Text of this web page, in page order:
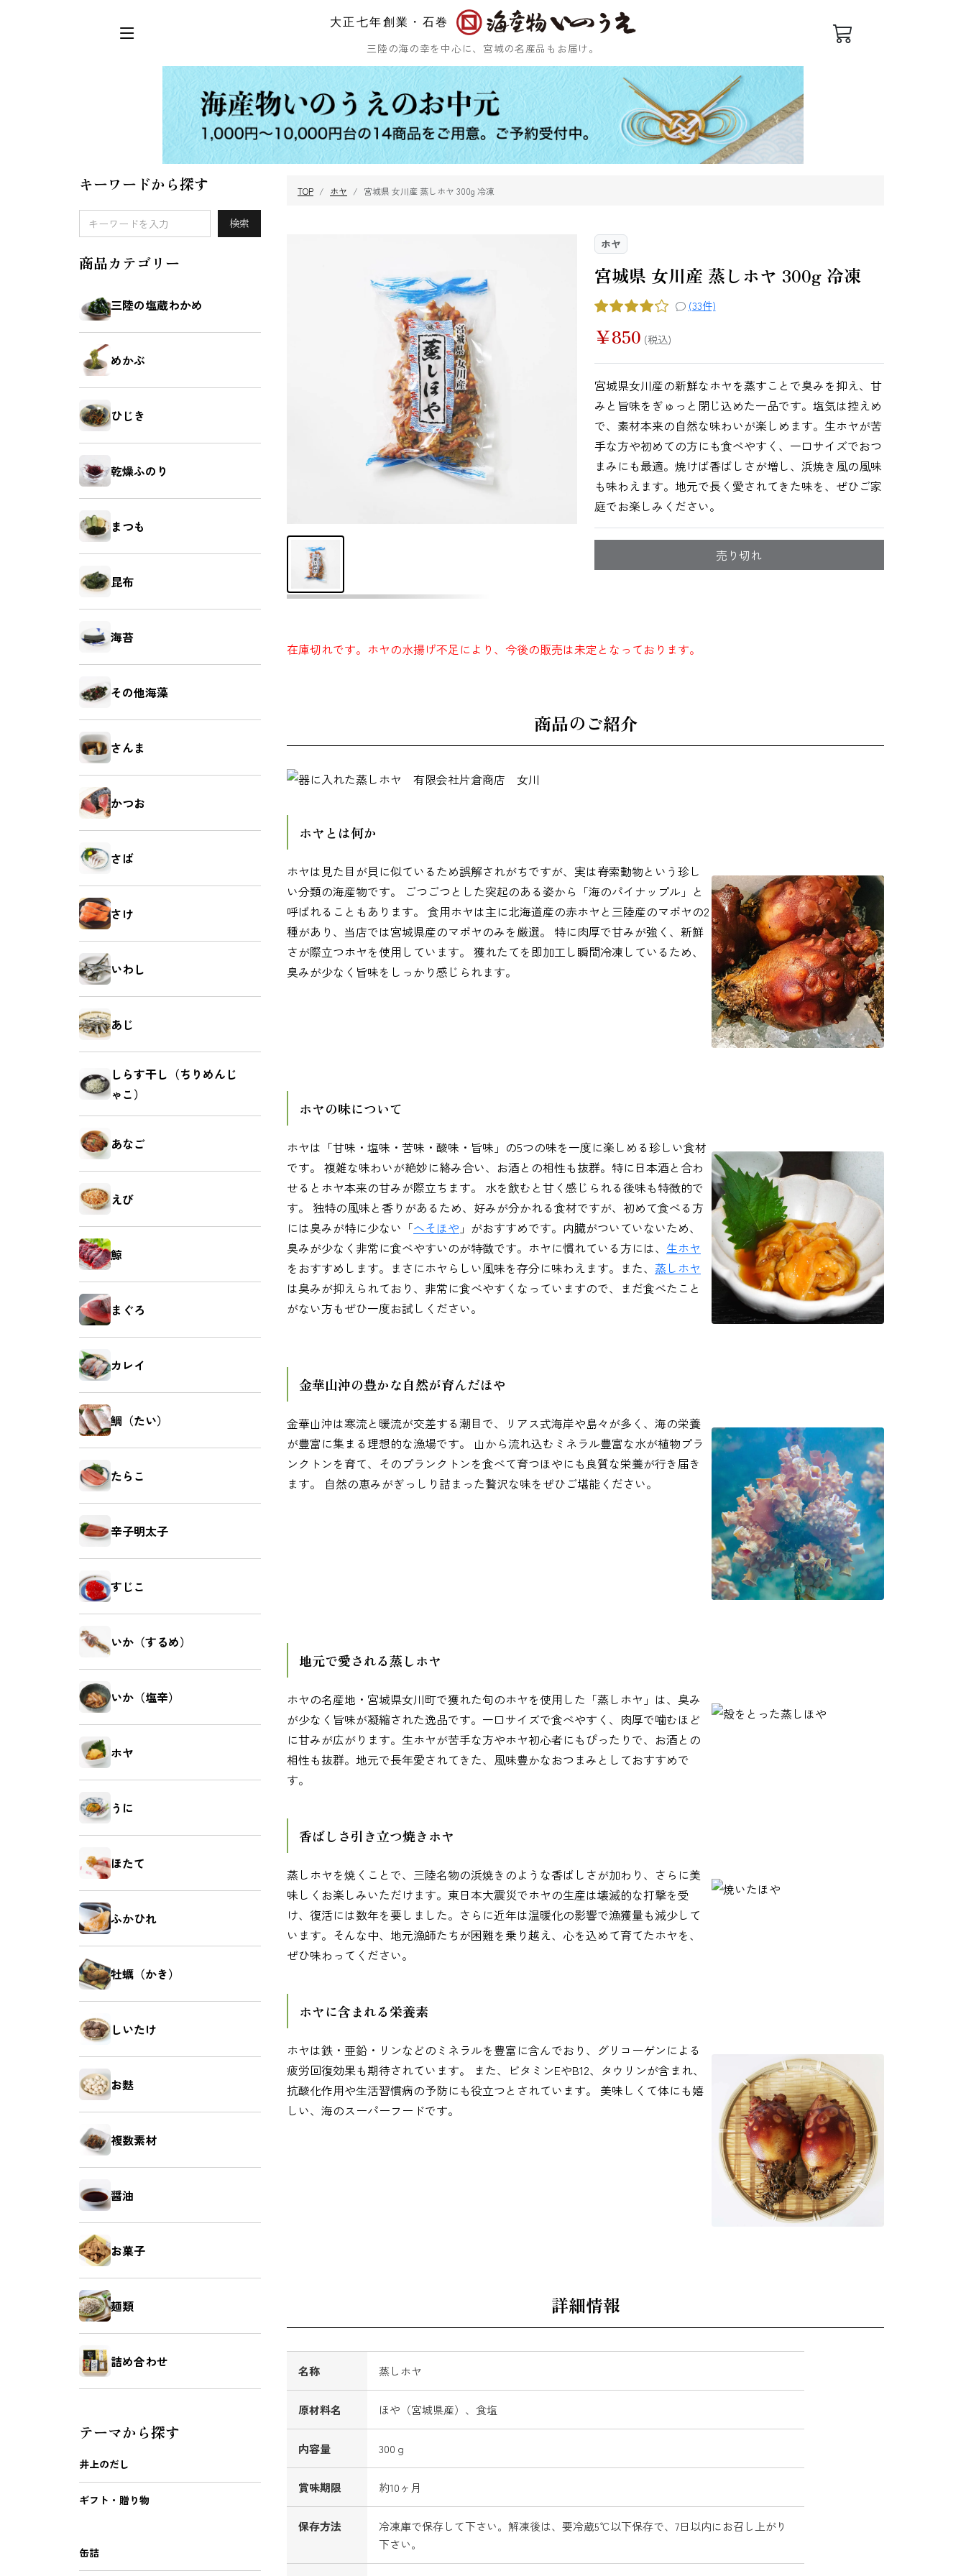
大正七年創業・石巻
三陸の海の幸を中心に、宮城の名産品もお届け。
ログイン 会員登録
三陸の塩蔵わか
さんま
さば いわし あじ
いか（塩辛） ホヤ うに ほたて ふかひれ
牡蠣（かき） しいたけ お麩 複数素材 醤油
キーワードから探す
検索
商品カテゴリー
三陸の塩蔵わかめ
めかぶ
ひじき
乾燥ふのり
まつも
昆布
海苔
その他海藻
さんま
かつお
さば
さけ
いわし
あじ
しらす干し（ちりめんじ
ゃこ）
あなご
えび
鯨
まぐろ
カレイ
鯛（たい）
たらこ
辛子明太子
すじこ
いか（するめ）
いか（塩辛）
ホヤ
うに
ほたて
ふかひれ
牡蠣（かき）
しいたけ
お麩
複数素材
醤油
お菓子
麺類
詰め合わせ
テーマから探す
井上のだし
ギフト・贈り物
缶詰
TOP ホヤ 宮城県 女川産 蒸しホヤ 300g 冷凍
ホヤ
宮城県 女川産 蒸しホヤ 300g 冷凍
(33件)
￥850 (税込)
宮城県女川産の新鮮なホヤを蒸すことで臭みを抑え、甘
みと旨味をぎゅっと閉じ込めた一品です。塩気は控えめ
で、素材本来の自然な味わいが楽しめます。生ホヤが苦
手な方や初めての方にも食べやすく、一口サイズでおつ
まみにも最適。焼けば香ばしさが増し、浜焼き風の風味
も味わえます。地元で長く愛されてきた味を、ぜひご家
庭でお楽しみください。
売り切れ
在庫切れです。ホヤの水揚げ不足により、今後の販売は未定となっております。
商品のご紹介
ホヤとは何か
ホヤは見た目が貝に似ているため誤解されがちですが、実は脊索動物という珍し
い分類の海産物です。 ごつごつとした突起のある姿から「海のパイナップル」と
呼ばれることもあります。 食用ホヤは主に北海道産の赤ホヤと三陸産のマボヤの2
種があり、当店では宮城県産のマボヤのみを厳選。 特に肉厚で甘みが強く、新鮮
さが際立つホヤを使用しています。 獲れたてを即加工し瞬間冷凍しているため、
臭みが少なく旨味をしっかり感じられます。
ホヤの味について
ホヤは「甘味・塩味・苦味・酸味・旨味」の5つの味を一度に楽しめる珍しい食材
です。 複雑な味わいが絶妙に絡み合い、お酒との相性も抜群。特に日本酒と合わ
せるとホヤ本来の甘みが際立ちます。 水を飲むと甘く感じられる後味も特徴的で
す。 独特の風味と香りがあるため、好みが分かれる食材ですが、初めて食べる方
には臭みが特に少ない「へそほや 」がおすすめです。内臓がついていないため、
臭みが少なく非常に食べやすいのが特徴です。ホヤに慣れている方には、 生ホヤ
をおすすめします。まさにホヤらしい風味を存分に味わえます。また、 蒸しホヤ
は臭みが抑えられており、非常に食べやすくなっていますので、まだ食べたこと
がない方もぜひ一度お試しください。
金華山沖の豊かな自然が育んだほや
金華山沖は寒流と暖流が交差する潮目で、リアス式海岸や島々が多く、海の栄養
が豊富に集まる理想的な漁場です。 山から流れ込むミネラル豊富な水が植物プラ
ンクトンを育て、そのプランクトンを食べて育つほやにも良質な栄養が行き届き
ます。 自然の恵みがぎっしり詰まった贅沢な味をぜひご堪能ください。
地元で愛される蒸しホヤ
ホヤの名産地・宮城県女川町で獲れた旬のホヤを使用した「蒸しホヤ」は、臭み
が少なく旨味が凝縮された逸品です。一口サイズで食べやすく、肉厚で噛むほど
に甘みが広がります。生ホヤが苦手な方やホヤ初心者にもぴったりで、お酒との
相性も抜群。地元で長年愛されてきた、風味豊かなおつまみとしておすすめで
す。
香ばしさ引き立つ焼きホヤ
蒸しホヤを焼くことで、三陸名物の浜焼きのような香ばしさが加わり、さらに美
味しくお楽しみいただけます。東日本大震災でホヤの生産は壊滅的な打撃を受
け、復活には数年を要しました。さらに近年は温暖化の影響で漁獲量も減少して
います。そんな中、地元漁師たちが困難を乗り越え、心を込めて育てたホヤを、
ぜひ味わってください。
ホヤに含まれる栄養素
ホヤは鉄・亜鉛・リンなどのミネラルを豊富に含んでおり、グリコーゲンによる
疲労回復効果も期待されています。 また、ビタミンEやB12、タウリンが含まれ、
抗酸化作用や生活習慣病の予防にも役立つとされています。 美味しくて体にも嬉
しい、海のスーパーフードです。
詳細情報
名称 蒸しホヤ
原材料名 ほや（宮城県産）、食塩
内容量 300ｇ
賞味期限 約10ヶ月
保存方法
冷凍庫で保存して下さい。解凍後は、要冷蔵5℃以下保存で、7日以内にお召し上がり
下さい。